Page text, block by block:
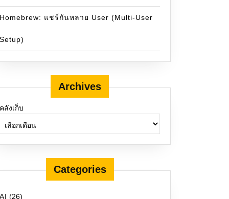
Homebrew: แชร์กันหลาย User (Multi-User
Setup)
Archives
คลังเก็บ
Categories
AI (26)